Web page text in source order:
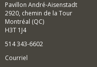
Pavillon André-Aisenstadt
2920, chemin de la Tour
Montréal (QC)
H3T 1J4
514 343-6602
Courriel